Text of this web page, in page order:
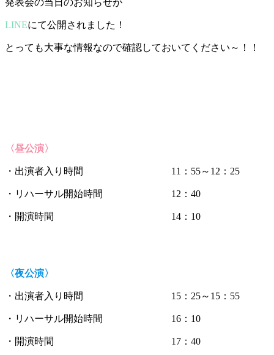
LINEにて公開されました！
とっても大事な情報なので確認しておいてください～！！
〈昼公演〉
・出演者入り時間 11：55～12：25
・リハーサル開始時間 12：40
・開演時間 14：10
〈夜公演〉
・出演者入り時間 15：25～15：55
・リハーサル開始時間 16：10
・開演時間 17：40